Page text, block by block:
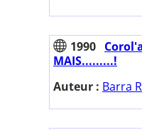
1990
MAIS.........!
Auteur : Barra